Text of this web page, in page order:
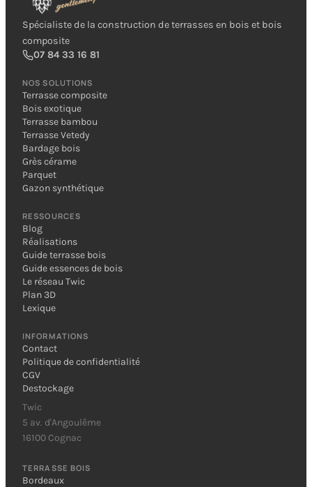
Spécialiste de la construction de terrasses en bois et bois
composite
07 84 33 16 81
NOS SOLUTIONS
Terrasse composite
Bois exotique
Terrasse bambou
Terrasse Vetedy
Bardage bois
Grès cérame
Parquet
Gazon synthétique
RESSOURCES
Blog
Réalisations
Guide terrasse bois
Guide essences de bois
Le réseau Twic
Plan 3D
Lexique
INFORMATIONS
Contact
Politique de confidentialité
CGV
Destockage
Twic
5 av. d'Angoulême
16100 Cognac
TERRASSE BOIS
Bordeaux